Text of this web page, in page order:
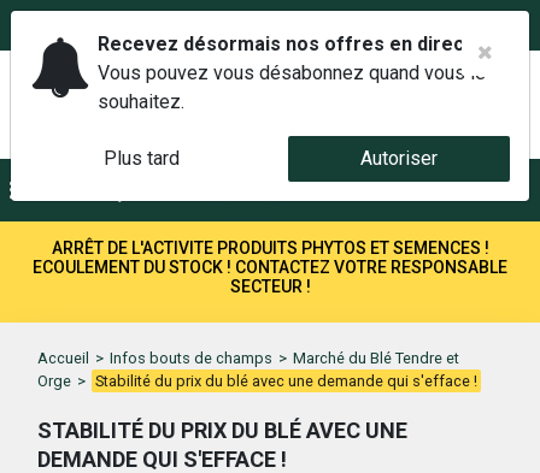
ARRÊT DE L'ACTIVITE PRODUITS PHYTOS ET SEMENCES !
ECOULEMENT DU STOCK ! CONTACTEZ VOTRE RESPONSABLE
SECTEUR !
Accueil > Infos bouts de champs > Marché du Blé Tendre et
Orge > Stabilité du prix du blé avec une demande qui s'efface !
STABILITÉ DU PRIX DU BLÉ AVEC UNE
DEMANDE QUI S'EFFACE !
Recevez désormais nos offres en direct.
Vous pouvez vous désabonnez quand vous le
souhaitez.
Plus tard Autoriser